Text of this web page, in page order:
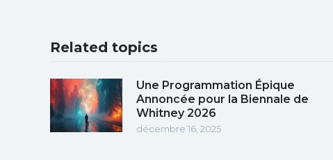
Related topics
Une Programmation Épique
Annoncée pour la Biennale de
Whitney 2026
décembre 16, 2025